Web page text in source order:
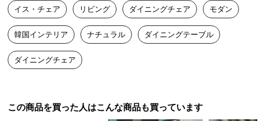
中
型
商
品
の
つ
イス・チェア リビング ダイニングチェア モダン
韓国インテリア ナチュラル ダイニングテーブル
ダイニングチェア
この商品を買った人はこんな商品も買っています